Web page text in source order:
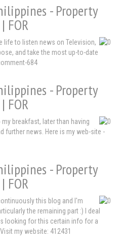
- Property
FOR
life to listen news on Television,
and take the most up-to-date
684
- Property
FOR
breakfast, later than having
further news. Here is my web-site -
- Property
FOR
this blog and I'm
the remaining part :) I deal
looking for this certain info for a
my website: 412431